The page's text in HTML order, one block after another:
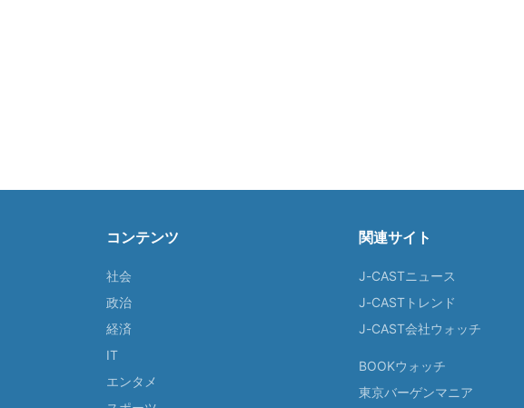
コンテンツ
社会
政治
経済
IT
エンタメ
関連サイト
J-CASTニュース
J-CASTトレンド
J-CAST会社ウォッチ
BOOKウォッチ
東京バーゲンマニア